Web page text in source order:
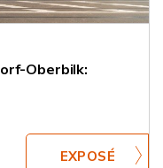
Oberbilk: